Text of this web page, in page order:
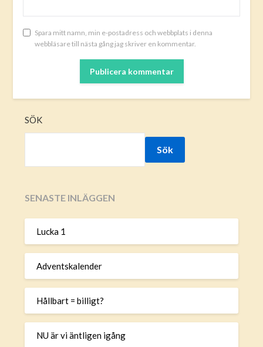
Spara mitt namn, min e-postadress och webbplats i denna
webbläsare till nästa gång jag skriver en kommentar.
SÖK
Sök
SENASTE INLÄGGEN
Lucka 1
Adventskalender
Hållbart = billigt?
NU är vi äntligen igång